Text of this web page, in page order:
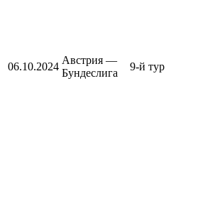
06.10.2024
Австрия —
Бундеслига
9-й тур